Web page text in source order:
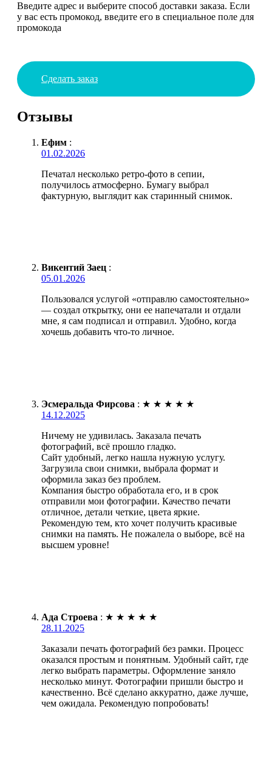
Введите адрес и выберите способ доставки заказа. Если
у вас есть промокод, введите его в специальное поле для
промокода
Сделать заказ
Отзывы
Ефим :
01.02.2026
Печатал несколько ретро-фото в сепии,
получилось атмосферно. Бумагу выбрал
фактурную, выглядит как старинный снимок.
Викентий Заец :
05.01.2026
Пользовался услугой «отправлю самостоятельно»
— создал открытку, они ее напечатали и отдали
мне, я сам подписал и отправил. Удобно, когда
хочешь добавить что-то личное.
Эсмеральда Фирсова : ★ ★ ★ ★ ★
14.12.2025
Ничему не удивилась. Заказала печать
фотографий, всё прошло гладко.
Сайт удобный, легко нашла нужную услугу.
Загрузила свои снимки, выбрала формат и
оформила заказ без проблем.
Компания быстро обработала его, и в срок
отправили мои фотографии. Качество печати
отличное, детали четкие, цвета яркие.
Рекомендую тем, кто хочет получить красивые
снимки на память. Не пожалела о выборе, всё на
высшем уровне!
Ада Строева : ★ ★ ★ ★ ★
28.11.2025
Заказали печать фотографий без рамки. Процесс
оказался простым и понятным. Удобный сайт, где
легко выбрать параметры. Оформление заняло
несколько минут. Фотографии пришли быстро и
качественно. Всё сделано аккуратно, даже лучше,
чем ожидала. Рекомендую попробовать!